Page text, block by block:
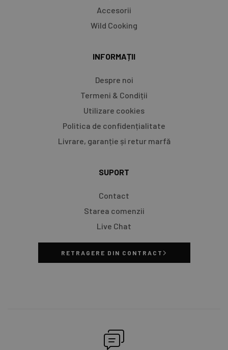
Accesorii
Wild Cooking
INFORMAȚII
Despre noi
Termeni & Condiții
Utilizare cookies
Politica de confidențialitate
Livrare, garanție și retur marfă​
SUPORT
Contact
Starea comenzii
Live Chat
RETRAGERE DIN CONTRACT